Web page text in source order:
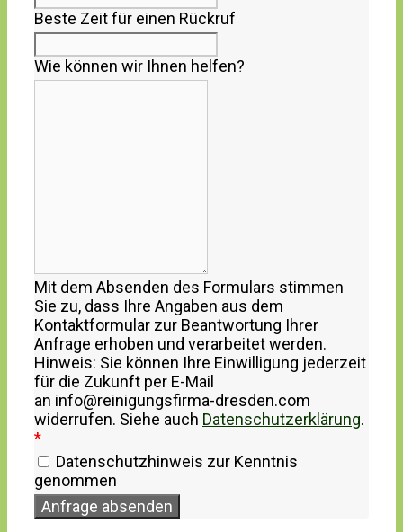
Beste Zeit für einen Rückruf
Wie können wir Ihnen helfen?
Mit dem Absenden des Formulars stimmen
Sie zu, dass Ihre Angaben aus dem
Kontaktformular zur Beantwortung Ihrer
Anfrage erhoben und verarbeitet werden.
Hinweis: Sie können Ihre Einwilligung jederzeit
für die Zukunft per E-Mail
an info@reinigungsfirma-dresden.com
widerrufen. Siehe auch Datenschutzerklärung.
*
Datenschutzhinweis zur Kenntnis
genommen